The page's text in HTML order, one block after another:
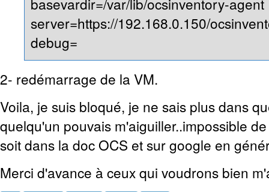
server=https://192.168.0.150/
debug=
2- redémarrage de la VM.
Voila, je suis bloqué, je ne sais plus dans
quelqu'un pouvais m'aiguiller..impossible
soit dans la doc OCS et sur google en
Merci d'avance à ceux qui voudrons bien